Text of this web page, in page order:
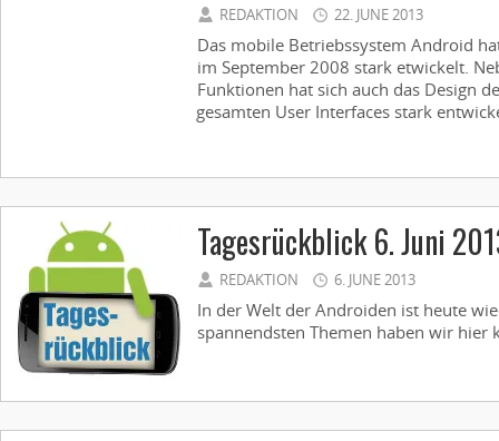
REDAKTION 22. JUNE 2013
Das mobile Betriebssystem Android
im September 2008 stark etwickelt.
Funktionen hat sich auch das Design
gesamten User Interfaces stark
Tagesrückblick 6. Juni
REDAKTION 6. JUNE 2013
In der Welt der Androiden ist heute
spannendsten Themen haben wir hier